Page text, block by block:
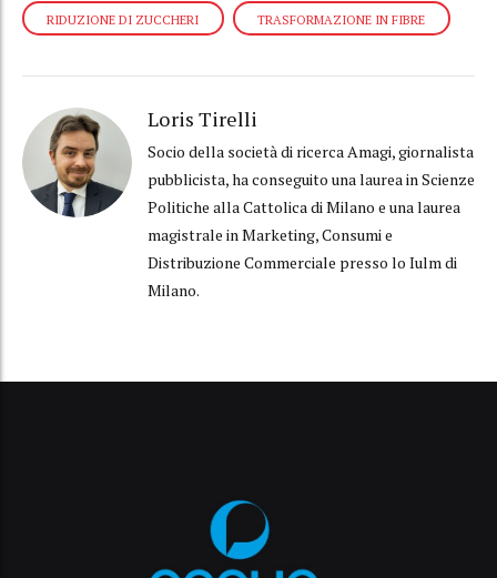
RIDUZIONE DI ZUCCHERI TRASFORMAZIONE IN FIBRE
Loris Tirelli
Socio della società di ricerca Amagi, giornalista
pubblicista, ha conseguito una laurea in Scienze
Politiche alla Cattolica di Milano e una laurea
magistrale in Marketing, Consumi e
Distribuzione Commerciale presso lo Iulm di
Milano.